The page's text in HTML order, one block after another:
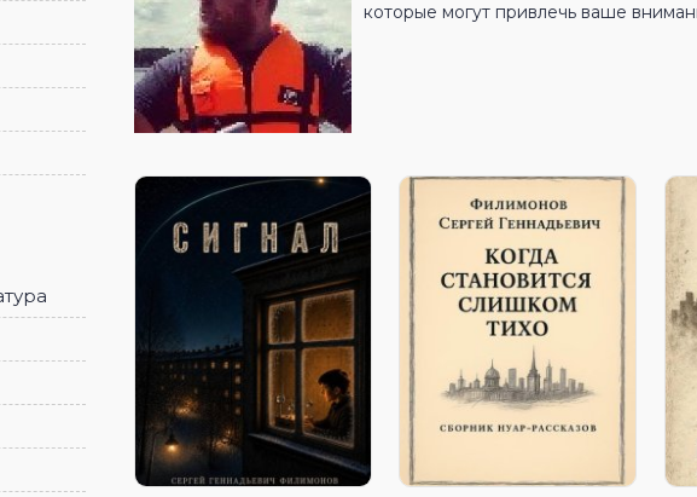
которые могут привлечь ваше